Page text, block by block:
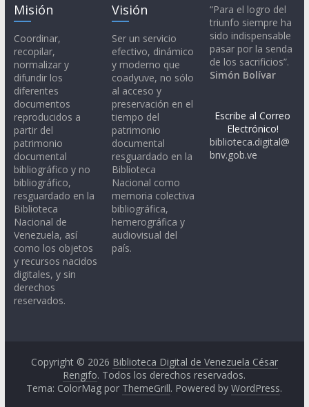
Misión
Coordinar,
recopilar,
normalizar y
difundir los
diferentes
documentos
reproducidos a
partir del
patrimonio
documental
bibliográfico y no
bibliográfico,
resguardado en la
Biblioteca
Nacional de
Venezuela, así
como los objetos
y recursos nacidos
digitales, y sin
derechos
reservados.
Visión
Ser un servicio
efectivo, dinámico
y moderno que
coadyuve, no sólo
al acceso y
preservación en el
tiempo del
patrimonio
documental
resguardado en la
Biblioteca
Nacional como
memoria colectiva
bibliográfica,
hemerográfica y
audiovisual del
país.
“Para el logro del
triunfo siempre ha
sido indispensable
pasar por la senda
de los sacrificios”.
Simón Bolívar
Escribe al Correo
Electrónico!
biblioteca.digital@
bnv.gob.ve
Copyright © 2026 Biblioteca Digital de Venezuela César
Rengifo. Todos los derechos reservados.
Tema: ColorMag por ThemeGrill. Powered byWordPress.